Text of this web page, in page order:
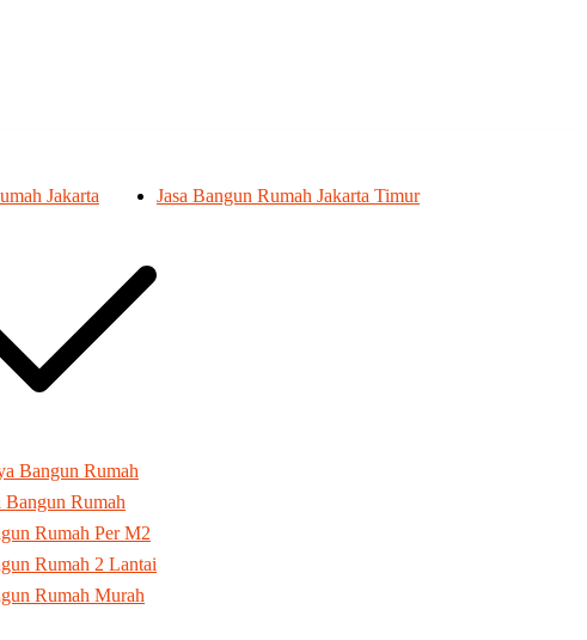
Jakarta
Bangun Rumah
Bangun Rumah
Rumah Per M2
Rumah 2 Lantai
Rumah Murah
Jasa Bangun Rumah Jakarta Timur